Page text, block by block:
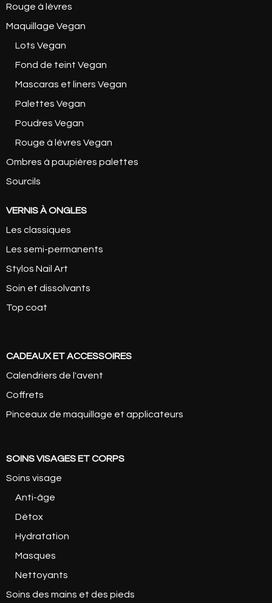
Rouge à lèvres
Maquillage Vegan
Lots Vegan
Fond de teint Vegan
Mascaras et liners Vegan
Palettes Vegan
Poudres Vegan
Rouge à lèvres Vegan
Ombres à paupières palettes
Sourcils
VERNIS À ONGLES
Les classiques
Les semi-permanents
Stylos Nail Art
Soin et dissolvants
Top coat
CADEAUX ET ACCESSOIRES
Calendriers de l'avent
Coffrets
Pinceaux de maquillage et applicateurs
SOINS VISAGES ET CORPS
Soins visage
Anti-âge
Détox
Hydratation
Masques
Nettoyants
Soins des mains et des pieds